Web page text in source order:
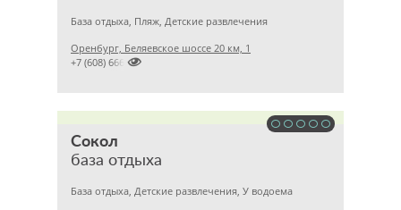
База отдыха, Пляж, Детские развлечения
Оренбург, Беляевское шоссе 20 км, 1

+7 (608) 666
Сокол
база отдыха
База отдыха, Детские развлечения, У водоема